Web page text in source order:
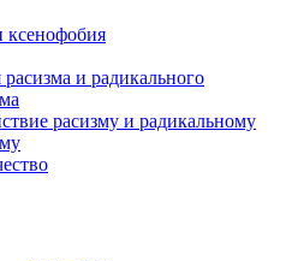
ксенофобия
и радикального
расизму и радикальному